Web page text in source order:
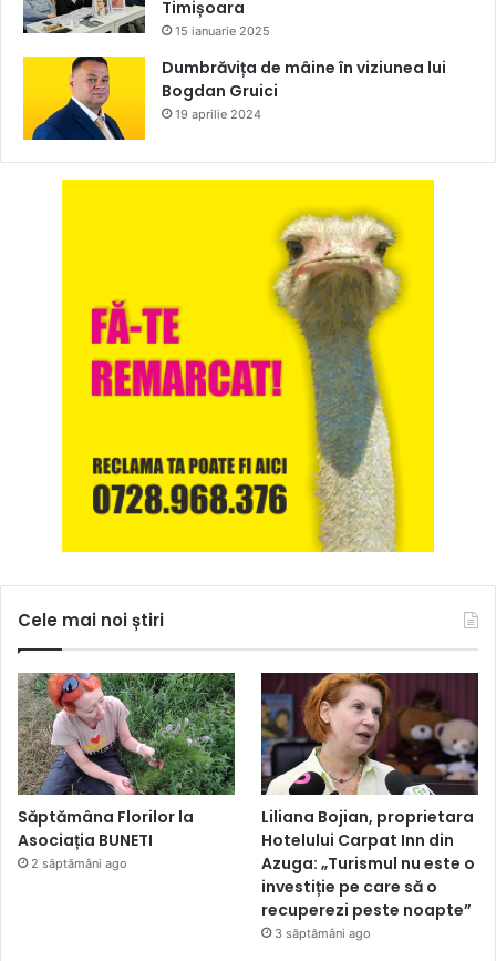
Timișoara
15 ianuarie 2025
Dumbrăvița de mâine în viziunea lui
Bogdan Gruici
19 aprilie 2024
Cele mai noi știri
Săptămâna Florilor la
Asociația BUNETI
2 săptămâni ago
Liliana Bojian, proprietara
Hotelului Carpat Inn din
Azuga: „Turismul nu este o
investiție pe care să o
recuperezi peste noapte”
3 săptămâni ago